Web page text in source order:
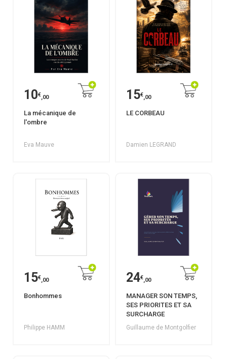
10€,00
La mécanique de
l'ombre
Eva Mauve
15€,00
LE CORBEAU
Damien LEGRAND
15€,00
Bonhommes
Philippe HAMM
24€,00
MANAGER SON TEMPS,
SES PRIORITES ET SA
SURCHARGE
Guillaume de Montgolfier